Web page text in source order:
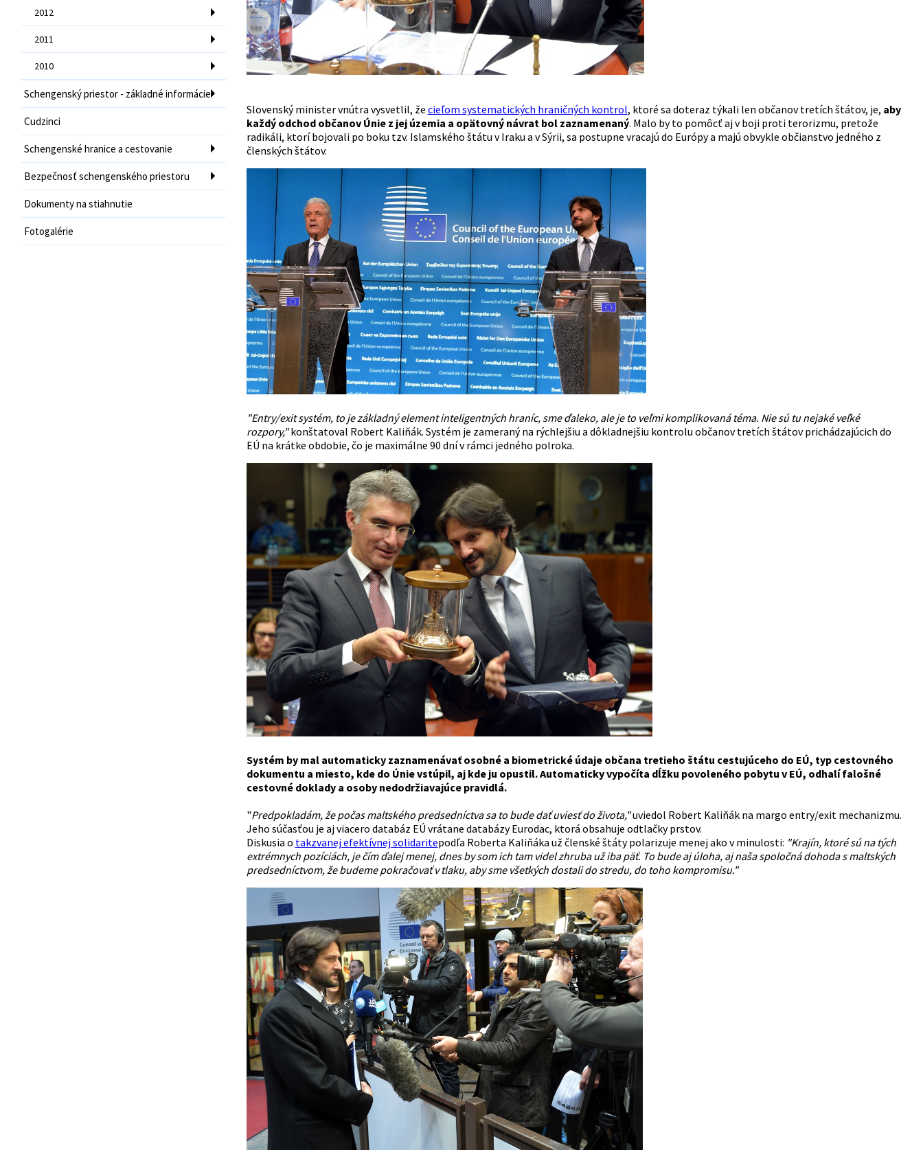
2012
2011
2010
Schengenský priestor - základné informácie
Cudzinci
Schengenské hranice a cestovanie
Bezpečnosť schengenského priestoru
Dokumenty na stiahnutie
Fotogalérie
Slovenský minister vnútra vysvetlil, že cieľom systematických hraničných kontrol, ktoré sa doteraz týkali len občanov tretích štátov, je, aby
každý odchod občanov Únie z jej územia a opätovný návrat bol zaznamenaný. Malo by to pomôcť aj v boji proti terorizmu, pretože
radikáli, ktorí bojovali po boku tzv. Islamského štátu v Iraku a v Sýrii, sa postupne vracajú do Európy a majú obvykle občianstvo jedného z
členských štátov.
"Entry/exit systém, to je základný element inteligentných hraníc, sme ďaleko, ale je to veľmi komplikovaná téma. Nie sú tu nejaké veľké
rozpory,"konštatoval Robert Kaliňák. Systém je zameraný na rýchlejšiu a dôkladnejšiu kontrolu občanov tretích štátov prichádzajúcich do
EÚ na krátke obdobie, čo je maximálne 90 dní v rámci jedného polroka.
Systém by mal automaticky zaznamenávať osobné a biometrické údaje občana tretieho štátu cestujúceho do EÚ, typ cestovného
dokumentu a miesto, kde do Únie vstúpil, aj kde ju opustil. Automaticky vypočíta dĺžku povoleného pobytu v EÚ, odhalí falošné
cestovné doklady a osoby nedodržiavajúce pravidlá.
"Predpokladám, že počas maltského predsedníctva sa to bude dať uviesť do života,"uviedol Robert Kaliňákna margo entry/exit mechanizmu.
Jeho súčasťou je aj viacero databáz EÚ vrátane databázy Eurodac, ktorá obsahuje odtlačky prstov.
Diskusia o takzvanej efektívnej solidaritepodľa Roberta Kaliňáka už členské štáty polarizuje menej ako v minulosti: "Krajín, ktoré sú na tých
extrémnych pozíciách, je čím ďalej menej, dnes by som ich tam videl zhruba už iba päť. To bude aj úloha, aj naša spoločná dohoda s maltských
predsedníctvom, že budeme pokračovať v tlaku, aby sme všetkých dostali do stredu, do toho kompromisu."